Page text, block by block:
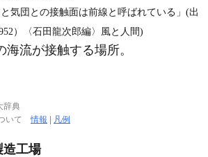
気団との接触面は前線と呼ばれている」(出
）〈石田龍次郎編〉風と人間)
流が接触する場所。
辞典
ついて情報 凡例
造工場